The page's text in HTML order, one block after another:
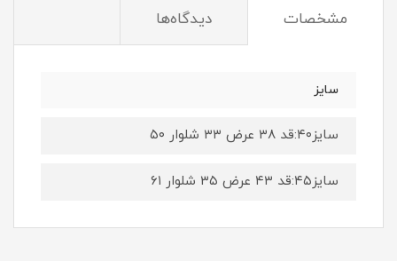
مشخصات دیدگاه‌ها
سایز
سایز۴۰:قد ۳۸ عرض ۳۳ شلوار ۵۰
سایز۴۵:قد ۴۳ عرض ۳۵ شلوار ۶۱